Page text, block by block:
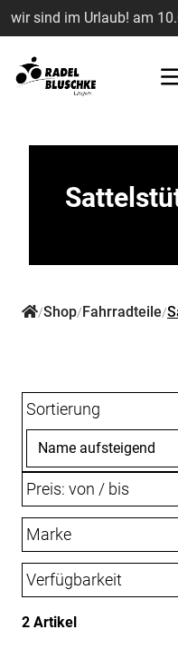
wir sind im Urlaub! am
/Shop/Fahrradteile/
Preis: von / bis
Marke
Bontrager
Verfügbarkeit
Sortierung
2 Artikel